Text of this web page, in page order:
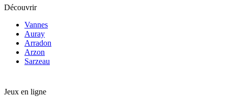
Découvrir
Vannes
Auray
Arradon
Arzon
Sarzeau
Jeux en ligne